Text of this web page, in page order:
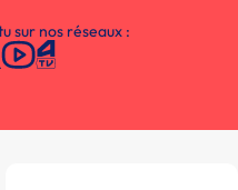
sur nos réseaux :